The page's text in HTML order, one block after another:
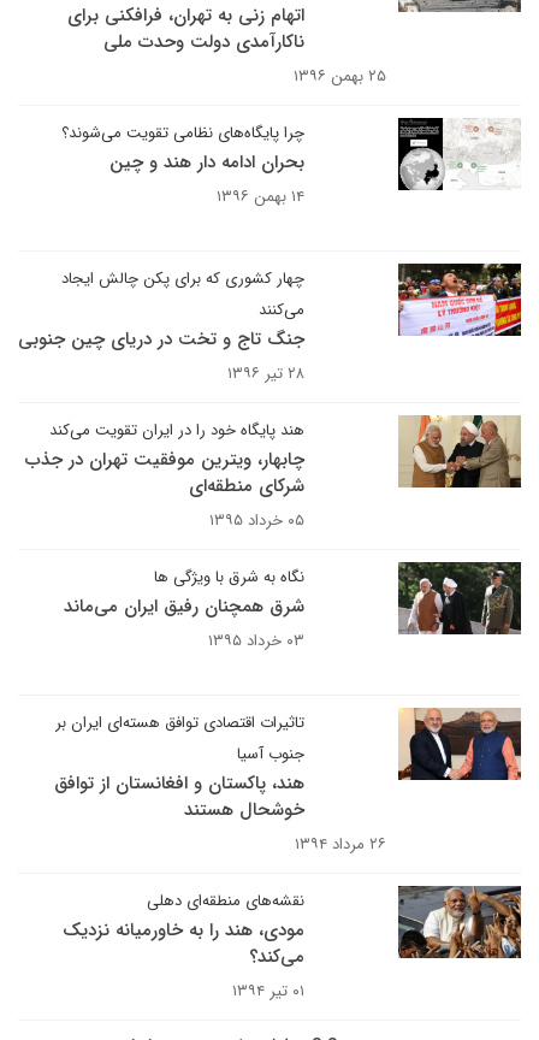
اتهام زنی به تهران، فرافکنی برای
ناکارآمدی دولت وحدت ملی
۲۵ بهمن ۱۳۹۶
چرا پایگاه‌های نظامی تقویت می‌شوند؟
بحران ادامه دار هند و چین
۱۴ بهمن ۱۳۹۶
چهار کشوری که برای پکن چالش ایجاد
می‌کنند
جنگ تاج و تخت در دریای چین جنوبی
۲۸ تیر ۱۳۹۶
هند پایگاه خود را در ایران تقویت می‌کند
چابهار، ویترین موفقیت تهران در جذب
شرکای منطقه‌ای
۰۵ خرداد ۱۳۹۵
نگاه به شرق با ویژگی ها
شرق همچنان رفیق ایران می‌ماند
۰۳ خرداد ۱۳۹۵
تاثیرات اقتصادی توافق هسته‌ای ایران بر
جنوب آسیا
هند، پاکستان و افغانستان از توافق
خوشحال هستند
۲۶ مرداد ۱۳۹۴
نقشه‌های منطقه‌ای دهلی
مودی، هند را به خاورمیانه نزدیک
می‌کند؟
۰۱ تیر ۱۳۹۴